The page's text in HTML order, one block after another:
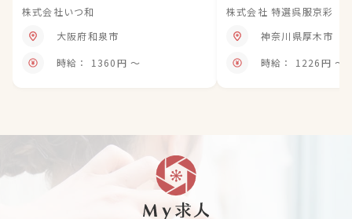
株式会社いつ和
大阪府和泉市
時給： 1360円 〜
株式会社 特選呉服京彩
神奈川県厚木市